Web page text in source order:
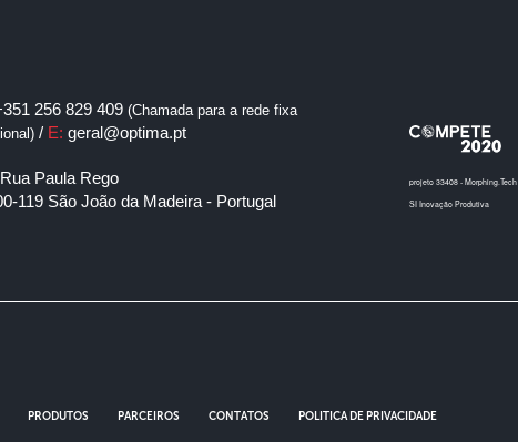
256 829 409(Chamada para a rede fixa
/ E: geral@optima.pt
Rua Paula Rego
119 São João da Madeira - Portugal
projeto 33408 - Morphing.Tech
SI Inovação Produtiva
PRODUTOS PARCEIROS CONTATOS POLITICA DE PRIVACIDADE